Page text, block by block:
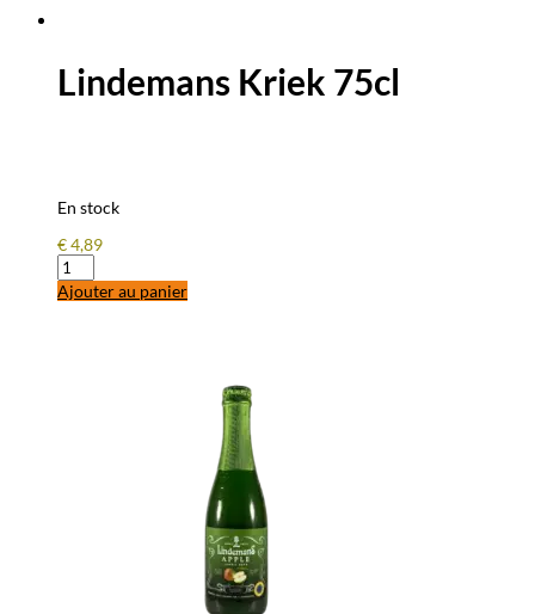
Lindemans Kriek 75cl
En stock
€4,89
quantité
de
Lindemans
Ajouter au panier